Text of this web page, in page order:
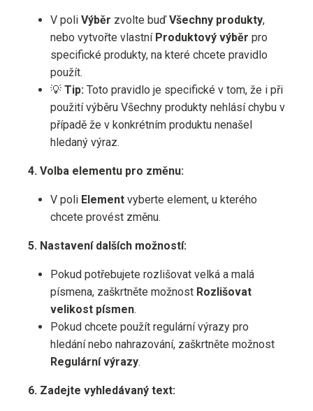
V poli Výběr zvolte buďVšechny produkty,
nebo vytvořte vlastní Produktový výběr pro
specifické produkty, na které chcete pravidlo
použít.
💡 Tip: Toto pravidlo je specifické v tom, že i při
použití výběru Všechny produkty nehlásí chybu v
případě že v konkrétním produktu nenašel
hledaný výraz.
4. Volba elementu pro změnu:
V poli Element vyberte element, u kterého
chcete provést změnu.
5. Nastavení dalších možností:
Pokud potřebujete rozlišovat velká a malá
písmena, zaškrtněte možnost Rozlišovat
velikost písmen.
Pokud chcete použít regulární výrazy pro
hledání nebo nahrazování, zaškrtněte možnost
Regulární výrazy.
6. Zadejte vyhledávaný text: